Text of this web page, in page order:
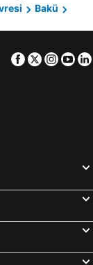
Bakü
Facebook
Twitter